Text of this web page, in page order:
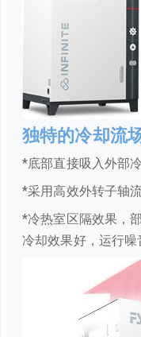
独特的冷却流
*底部直接吸入外部
*采用高效外转子轴
*冷热室区隔效果，
冷却效果好，运行噪